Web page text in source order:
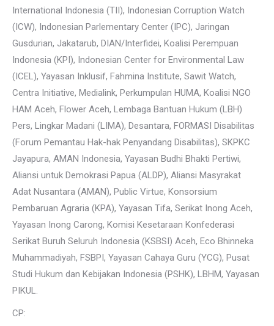
International Indonesia (TII), Indonesian Corruption Watch
(ICW), Indonesian Parlementary Center (IPC), Jaringan
Gusdurian, Jakatarub, DIAN/Interfidei, Koalisi Perempuan
Indonesia (KPI), Indonesian Center for Environmental Law
(ICEL), Yayasan Inklusif, Fahmina Institute, Sawit Watch,
Centra Initiative, Medialink, Perkumpulan HUMA, Koalisi NGO
HAM Aceh, Flower Aceh, Lembaga Bantuan Hukum (LBH)
Pers, Lingkar Madani (LIMA), Desantara, FORMASI Disabilitas
(Forum Pemantau Hak-hak Penyandang Disabilitas), SKPKC
Jayapura, AMAN Indonesia, Yayasan Budhi Bhakti Pertiwi,
Aliansi untuk Demokrasi Papua (ALDP), Aliansi Masyrakat
Adat Nusantara (AMAN), Public Virtue, Konsorsium
Pembaruan Agraria (KPA), Yayasan Tifa, Serikat Inong Aceh,
Yayasan Inong Carong, Komisi Kesetaraan Konfederasi
Serikat Buruh Seluruh Indonesia (KSBSI) Aceh, Eco Bhinneka
Muhammadiyah, FSBPI, Yayasan Cahaya Guru (YCG), Pusat
Studi Hukum dan Kebijakan Indonesia (PSHK), LBHM, Yayasan
PIKUL.
CP: